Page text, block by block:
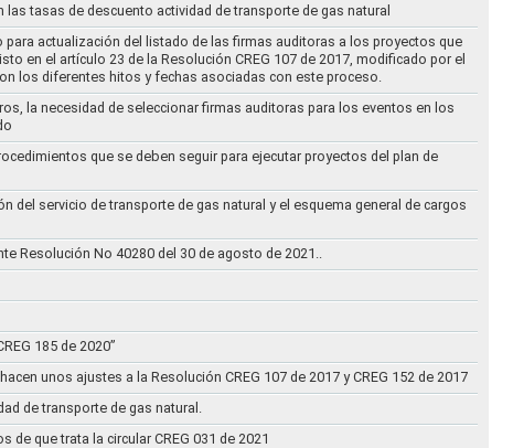
tasas de descuento actividad de transporte de gas natural
actualización del listado de las firmas auditoras a los proyectos que
en el artículo 23 de la Resolución CREG 107 de 2017, modificado por el
los diferentes hitos y fechas asociadas con este proceso.
la necesidad de seleccionar firmas auditoras para los eventos en los
que se deben seguir para ejecutar proyectos del plan de
del servicio de transporte de gas natural y el esquema general de cargos
Resolución No 40280 del 30 de agosto de 2021..
185 de 2020”
unos ajustes a la Resolución CREG 107 de 2017 y CREG 152 de 2017
de transporte de gas natural.
de que trata la circular CREG 031 de 2021